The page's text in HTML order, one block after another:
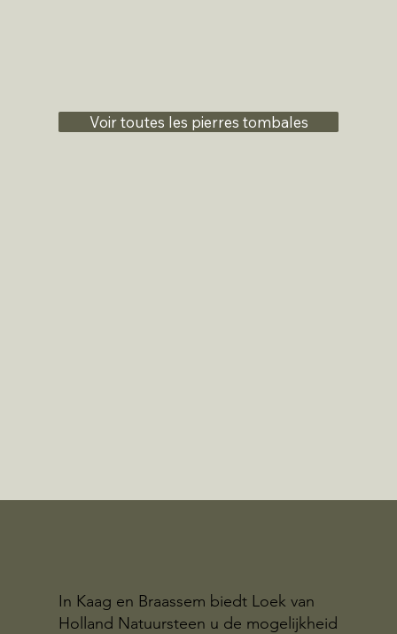
Voir toutes les pierres tombales
In Kaag en Braassem biedt Loek van
Holland Natuursteen u de mogelijkheid